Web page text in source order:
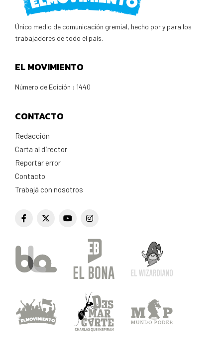
Único medio de comunicación gremial, hecho por y para los
trabajadores de todo el país.
EL MOVIMIENTO
Número de Edición : 1440
CONTACTO
Redacción
Carta al director
Reportar error
Contacto
Trabajá con nosotros